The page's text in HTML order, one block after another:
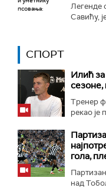
Легенде
Савићу,
СПОРТ
Илић
сезоне,
Тренер
рекао је
гола,
над